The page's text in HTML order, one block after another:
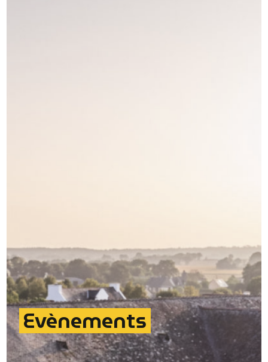
Evènements